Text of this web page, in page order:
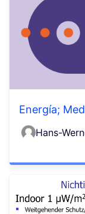
Energía;
Hans-